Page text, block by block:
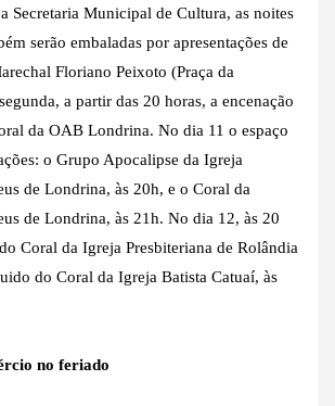
Secretaria Municipal de Cultura, as noites
serão embaladas por apresentações de
Floriano Peixoto (Praça da
a partir das 20 horas, a encenação
da OAB Londrina. No dia 11 o espaço
o Grupo Apocalipse da Igreja
de Londrina, às 20h, e o Coral da
de Londrina, às 21h. No dia 12, às 20
Coral da Igreja Presbiteriana de Rolândia
do Coral da Igreja Batista Catuaí, às
no feriado